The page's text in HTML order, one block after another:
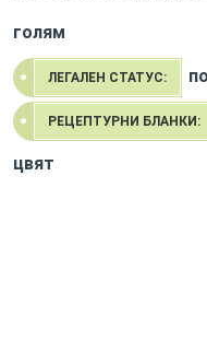
голям
ЛЕГАЛЕН СТАТУС:
РЕЦЕПТУРНИ БЛАНКИ:
цвят